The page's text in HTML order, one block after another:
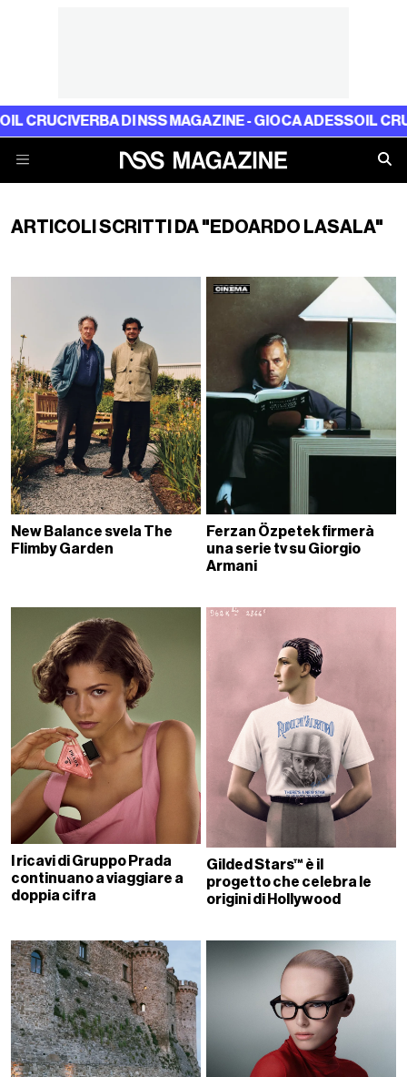
DI NSS MAGAZINE - GIOCA ADESSOIL
ARTICOLI SCRITTI DA "EDOARDO LASALA"
New Balance svela The
Flimby Garden
Ferzan Özpetek firmerà
una serie tv su Giorgio
Armani
I ricavi di Gruppo Prada
continuano a viaggiare a
doppia cifra
Gilded Stars™ è il
progetto che celebra le
origini di Hollywood